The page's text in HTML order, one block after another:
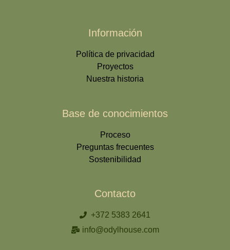
Información
Política de privacidad
Proyectos
Nuestra historia
Base de conocimientos
Proceso
Preguntas frecuentes
Sostenibilidad
Contacto
+372 5383 2641
info@odylhouse.com